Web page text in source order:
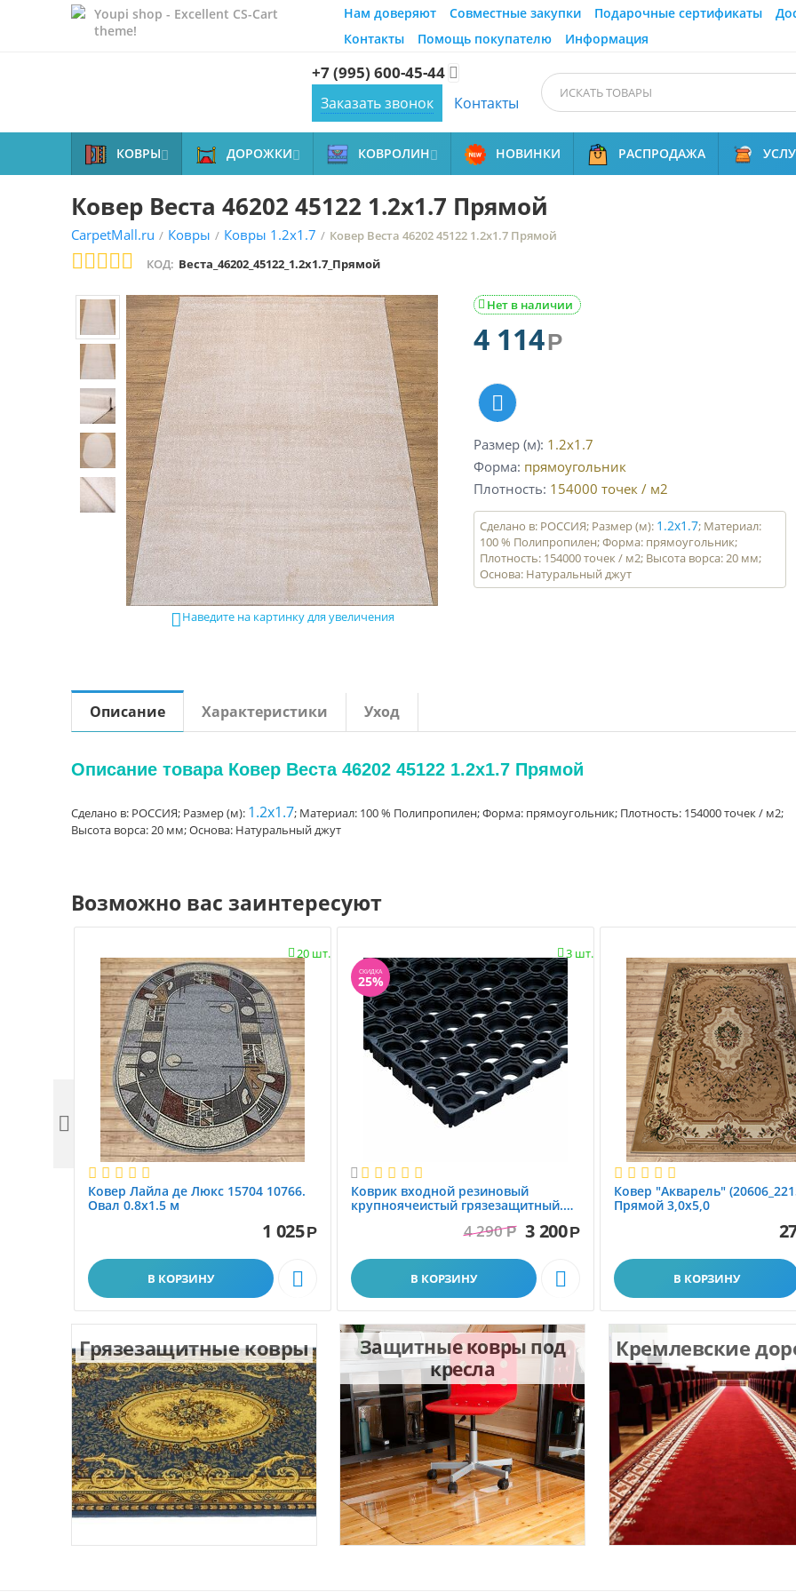
Youpi shop - Excellent CS-Cart
theme!
Нам доверяют Совместные закупки Подарочные сертификаты
Контакты
Помощь покупателю Информация
+7 (995) 600-45-44 
Заказать звонок Контакты
КОВРЫ ДОРОЖКИ КОВРОЛИН НОВИНКИ РАСПРОДАЖА
Ковер Веста 46202 45122 1.2x1.7 Прямой
CarpetMall.ru / Ковры / Ковры 1.2x1.7 / Ковер Веста 46202 45122 1.2x1.7 Прямой
КОД: Веста_46202_45122_1.2x1.7_Прямой
Наведите на картинку для увеличения
Нет в наличии

4 114Р
Размер (м) 1.2x1.7
Форма прямоугольник
Плотность 154000 точек / м2
Сделано в: РОССИЯ; Размер (м): 1.2x1.7; Материал:
100 % Полипропилен; Форма: прямоугольник;
Плотность: 154000 точек / м2; Высота ворса: 20 мм;
Основа: Натуральный джут
Описание Характеристики Уход
Описание товара Ковер Веста 46202 45122 1.2x1.7 Прямой
Сделано в: РОССИЯ; Размер (м): 1.2x1.7; Материал: 100 % Полипропилен; Форма: прямоугольник; Плотность: 154000 точек / м2;
Высота ворса: 20 мм; Основа: Натуральный джут
Возможно вас заинтересуют
20 шт.

Ковер Лайла де Люкс 15704 10766.
Овал 0.8x1.5 м
1 025Р
В КОРЗИНУ 
3 шт.

СКИДКА
25%

Коврик вxодной резиновый
крупноячеистый грязезащитный.
4 290 Р 3 200Р
В КОРЗИНУ 
Ковер "Акварель"
Прямой 3,0х5,0
В КОРЗИНУ

Грязезащитные ковры
Защитные ковры под
кресла
Кремлевские